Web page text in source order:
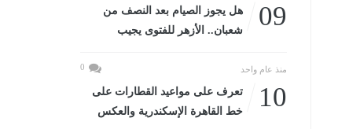
09
هل يجوز الصيام بعد النصف من
شعبان.. الأزهر للفتوى يجيب
منذ عام واحد 0
10
تعرف على مواعيد القطارات على
خط القاهرة الإسكندرية والعكس